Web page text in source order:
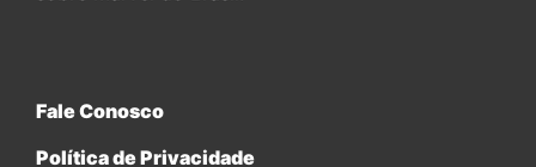
Fale Conosco
Política de Privacidade